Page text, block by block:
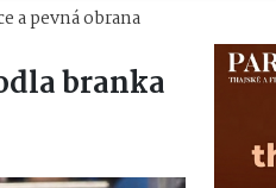
a pevná obrana
branka